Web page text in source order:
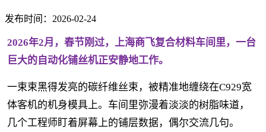
发布时间：2026-02-24
2026年2月，春节刚过，上海商飞复合材料车间里，一台
巨大的自动化铺丝机正安静地工作。
一束束黑得发亮的碳纤维丝束，被精准地缠绕在C929宽
体客机的机身模具上。车间里弥漫着淡淡的树脂味道，
几个工程师盯着屏幕上的铺层数据，偶尔交流几句。